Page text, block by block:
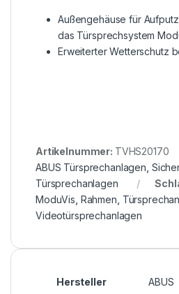
Außengehäuse für
das Türsprechsystem
Erweiterter Wetterschutz
Artikelnummer: TVHS20170
ABUS Türsprechanlagen
Türsprechanlagen
ModuVis Rahmen
Videotürsprechanlagen
Hersteller ABUS